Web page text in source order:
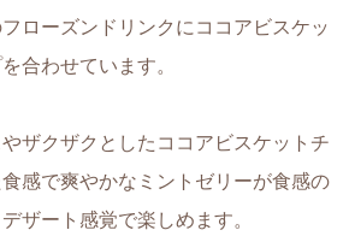
ローズンドリンクにココアビスケッ
合わせています。
ザクザクとしたココアビスケットチ
感で爽やかなミントゼリーが食感の
ザート感覚で楽しめます。